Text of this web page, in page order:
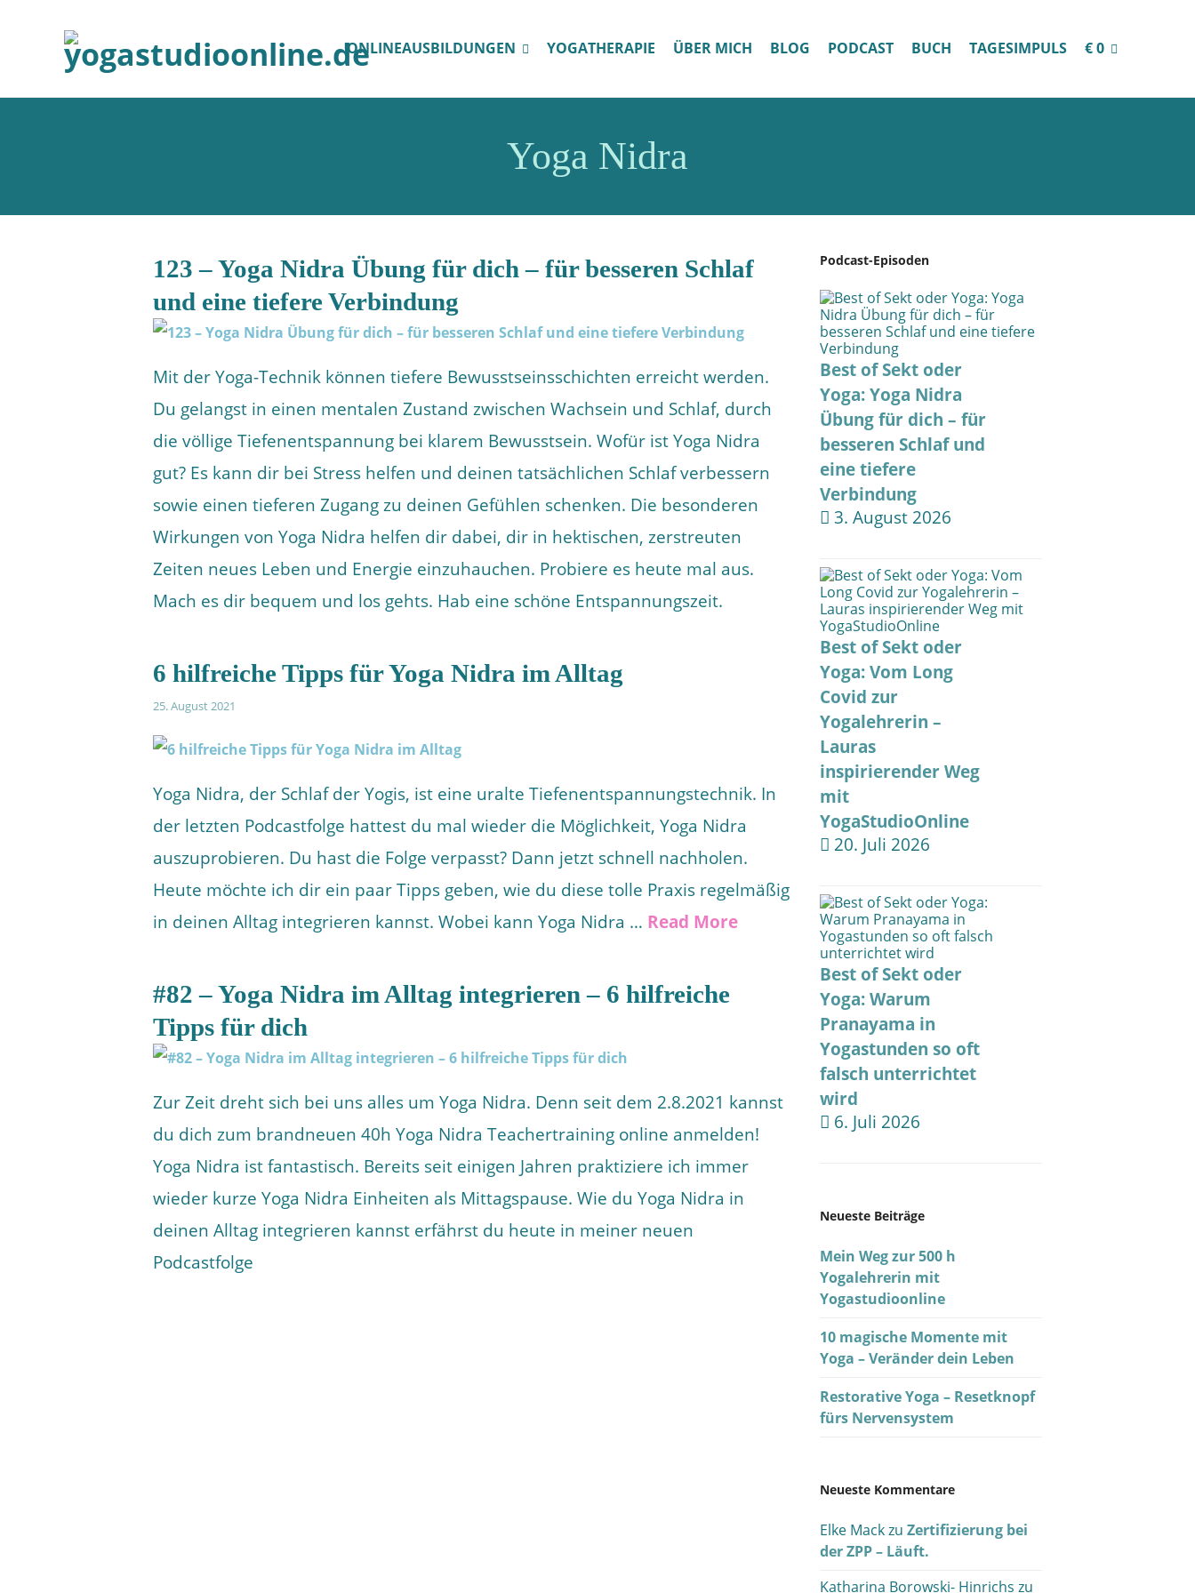
ONLINEAUSBILDUNGEN YOGATHERAPIE ÜBER MICH BLOG PODCAST BUCH TAGESIMPULS € 0
Yoga Nidra
123 – Yoga Nidra Übung für dich – für besseren Schlaf
und eine tiefere Verbindung
Mit der Yoga-Technik können tiefere Bewusstseinsschichten erreicht werden.
Du gelangst in einen mentalen Zustand zwischen Wachsein und Schlaf, durch
die völlige Tiefenentspannung bei klarem Bewusstsein. Wofür ist Yoga Nidra
gut? Es kann dir bei Stress helfen und deinen tatsächlichen Schlaf verbessern
sowie einen tieferen Zugang zu deinen Gefühlen schenken. Die besonderen
Wirkungen von Yoga Nidra helfen dir dabei, dir in hektischen, zerstreuten
Zeiten neues Leben und Energie einzuhauchen. Probiere es heute mal aus.
Mach es dir bequem und los gehts. Hab eine schöne Entspannungszeit.
6 hilfreiche Tipps für Yoga Nidra im Alltag
25. August 2021
Yoga Nidra, der Schlaf der Yogis, ist eine uralte Tiefenentspannungstechnik. In
der letzten Podcastfolge hattest du mal wieder die Möglichkeit, Yoga Nidra
auszuprobieren. Du hast die Folge verpasst? Dann jetzt schnell nachholen.
Heute möchte ich dir ein paar Tipps geben, wie du diese tolle Praxis regelmäßig
in deinen Alltag integrieren kannst. Wobei kann Yoga Nidra … Read More
#82 – Yoga Nidra im Alltag integrieren – 6 hilfreiche
Tipps für dich
Zur Zeit dreht sich bei uns alles um Yoga Nidra. Denn seit dem 2.8.2021 kannst
du dich zum brandneuen 40h Yoga Nidra Teachertraining online anmelden!
Yoga Nidra ist fantastisch. Bereits seit einigen Jahren praktiziere ich immer
wieder kurze Yoga Nidra Einheiten als Mittagspause. Wie du Yoga Nidra in
deinen Alltag integrieren kannst erfährst du heute in meiner neuen
Podcastfolge
Podcast-Episoden
Best of Sekt oder
Yoga: Yoga Nidra
Übung für dich – für
besseren Schlaf und
eine tiefere
Verbindung
3. August 2026
Best of Sekt oder
Yoga: Vom Long
Covid zur
Yogalehrerin –
Lauras
inspirierender Weg
mit
YogaStudioOnline
20. Juli 2026
Best of Sekt oder
Yoga: Warum
Pranayama in
Yogastunden so oft
falsch unterrichtet
wird
6. Juli 2026
Neueste Beiträge
Mein Weg zur 500 h
Yogalehrerin mit
Yogastudioonline
10 magische Momente mit
Yoga – Veränder dein Leben
Restorative Yoga – Resetknopf
fürs Nervensystem
Neueste Kommentare
Elke Mackzu Zertifizierung bei
der ZPP – Läuft.
Katharina Borowski- Hinrichs zu